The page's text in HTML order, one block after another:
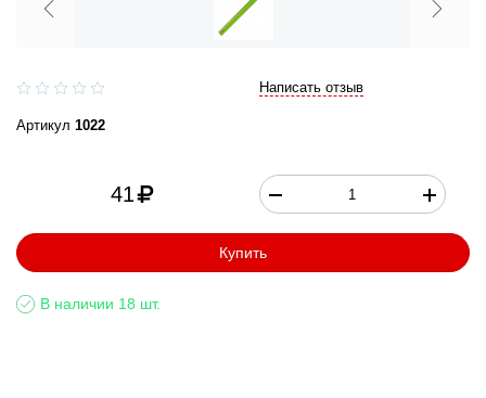
Написать отзыв
Артикул 1022
41
Купить
В наличии 18 шт.